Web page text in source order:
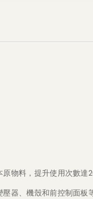
物料，提升使用次數達
器、機殼和前控制面板